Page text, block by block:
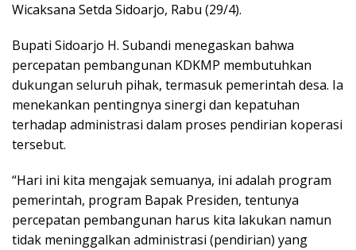
Wicaksana Setda Sidoarjo, Rabu (29/4).
Bupati Sidoarjo H. Subandi menegaskan bahwa
percepatan pembangunan KDKMP membutuhkan
dukungan seluruh pihak, termasuk pemerintah desa. Ia
menekankan pentingnya sinergi dan kepatuhan
terhadap administrasi dalam proses pendirian koperasi
tersebut.
“Hari ini kita mengajak semuanya, ini adalah program
pemerintah, program Bapak Presiden, tentunya
percepatan pembangunan harus kita lakukan namun
tidak meninggalkan administrasi (pendirian) yang